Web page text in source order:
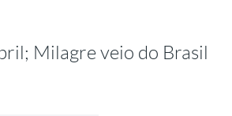
Milagre veio do Brasil